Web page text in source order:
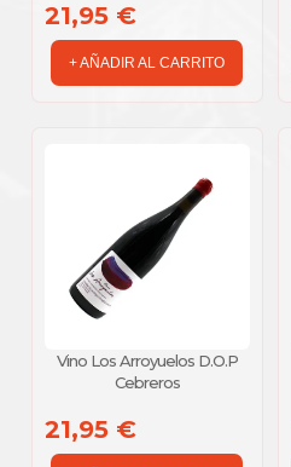
21,95 €
+ AÑADIR AL CARRITO
Vino Los Arroyuelos D.O.P
Cebreros
21,95 €